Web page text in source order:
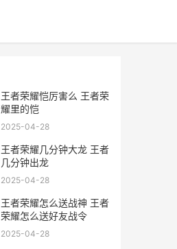
王者荣耀恺厉害么 王者荣
耀里的恺
2025-04-28
王者荣耀几分钟大龙 王者
几分钟出龙
2025-04-28
王者荣耀怎么送战神 王者
荣耀怎么送好友战令
2025-04-28